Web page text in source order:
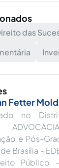
das
Fetter Mold
no
e Pós-
Brasília -
Público